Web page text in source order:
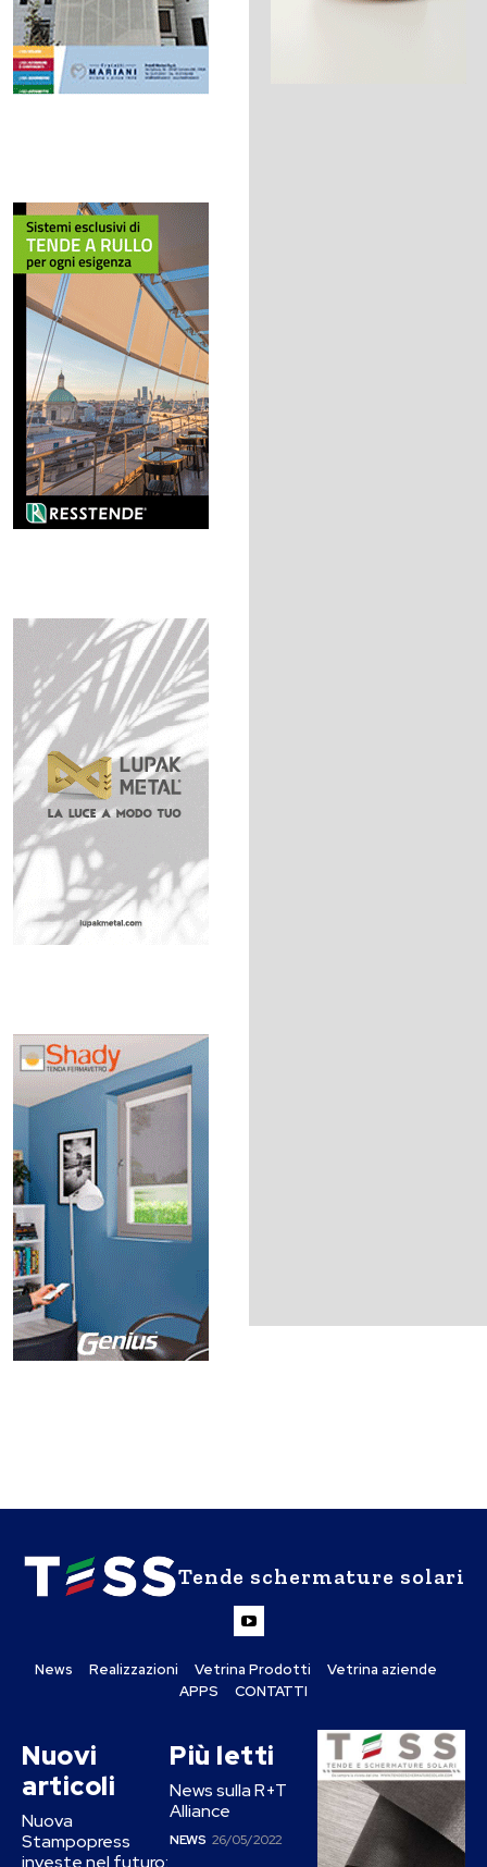
Tende schermature solari
News Realizzazioni Vetrina Prodotti
Vetrina aziende
APPS
CONTATTI
Nuovi
articoli
Nuova
Stampopress
investe nel futuro:
Più letti
News sulla R+T
Alliance
NEWS 26/05/2022